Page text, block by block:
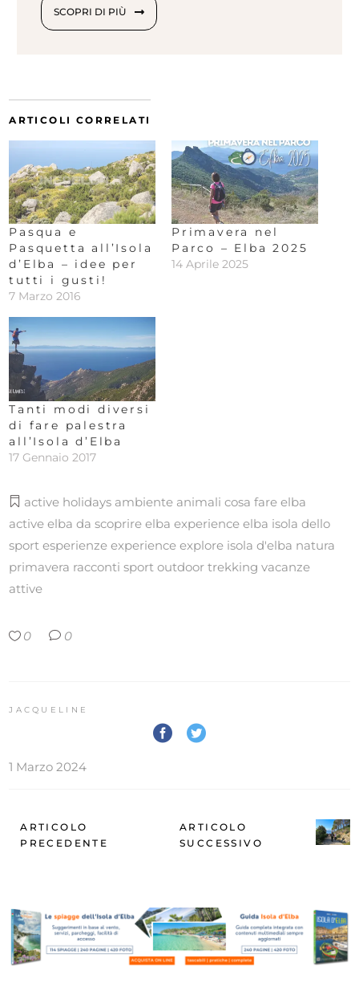
SCOPRI DI PIÙ
ARTICOLI CORRELATI
Pasqua e
Pasquetta all’Isola
d’Elba – idee per
tutti i gusti!
7 Marzo 2016
Primavera nel
Parco – Elba 2025
14 Aprile 2025
Tanti modi diversi
di fare palestra
all’Isola d’Elba
17 Gennaio 2017
active holidays ambiente animali cosa fare elba
active elba da scoprire elba experience elba isola dello
sport esperienze experience explore isola d'elba natura
primavera racconti sport outdoor trekking vacanze
attive
0 0
JACQUELINE
1 Marzo 2024
ARTICOLO
PRECEDENTE
ARTICOLO
SUCCESSIVO